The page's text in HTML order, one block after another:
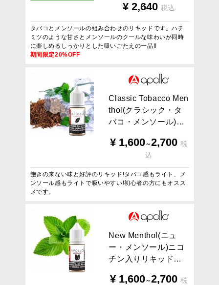
¥ 2,640 税込
タバコとメンソールの組み合わせのリキッドです。ハチ
ミツのような甘さとメンソールのクールな味わいが同時
に楽しめるしっかりとした吸いごたえの一品!!
期間限定20%OFF
C assic Tobacco Men
tho (ク ラ シッ ク ・ タ
バコ ・ メ ンソ ー ル)…
¥ 1,600～2,700税
込
飽きの来ない味と好評のリキッド!タバコ感もライト、メ
ンソール感もライトで吸いやすい!初心者の方にもオスス
メです。
N ew Mentho (ニ ュ
ー ・ メ ン ソー ル)ニ コ
チ ン 入 り リ キ ッ ド …
¥ 1,600～2,700税